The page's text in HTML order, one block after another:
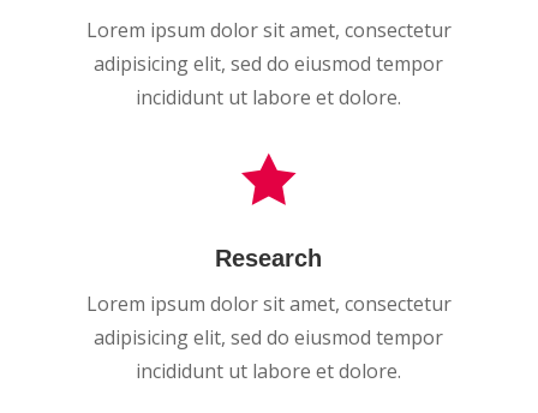
Lorem ipsum dolor sit amet, consectetur
adipisicing elit, sed do eiusmod tempor
incididunt ut labore et dolore.

Research
Lorem ipsum dolor sit amet, consectetur
adipisicing elit, sed do eiusmod tempor
incididunt ut labore et dolore.